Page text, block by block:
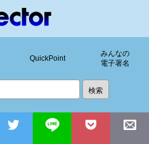
QuickPoint
みんなの
電子署名